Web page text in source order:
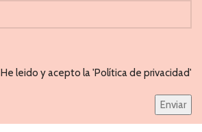
He leido y acepto la 'Política de privacidad'